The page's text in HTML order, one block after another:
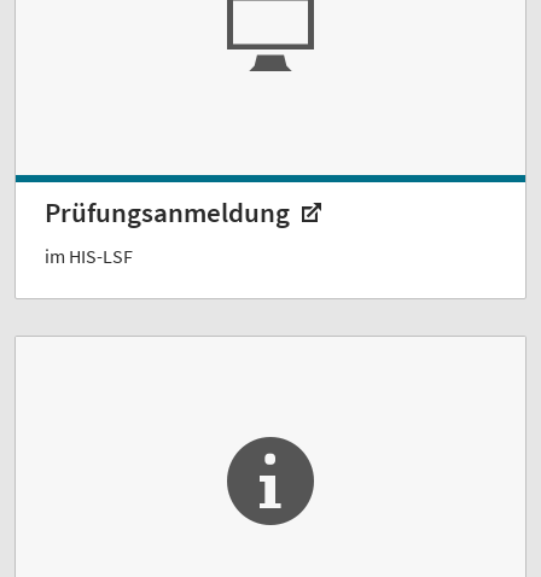
Prüfungsanmeldung
im HIS-LSF